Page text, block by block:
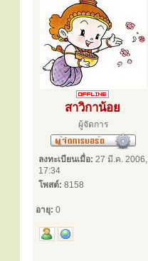
สาวิกาน้อย
ผู้จัดการ
ลงทะเบียนเมื่อ: 27 มี.ค. 2006,
17:34
โพสต์: 8158
อายุ: 0